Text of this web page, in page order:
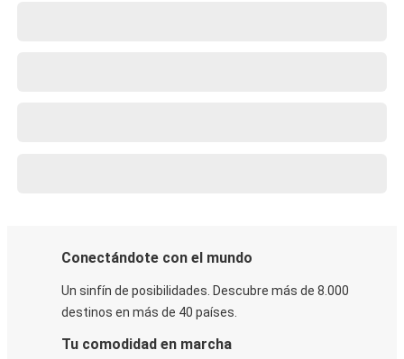
Conectándote con el mundo
Un sinfín de posibilidades. Descubre más de 8.000
destinos en más de 40 países.
Tu comodidad en marcha